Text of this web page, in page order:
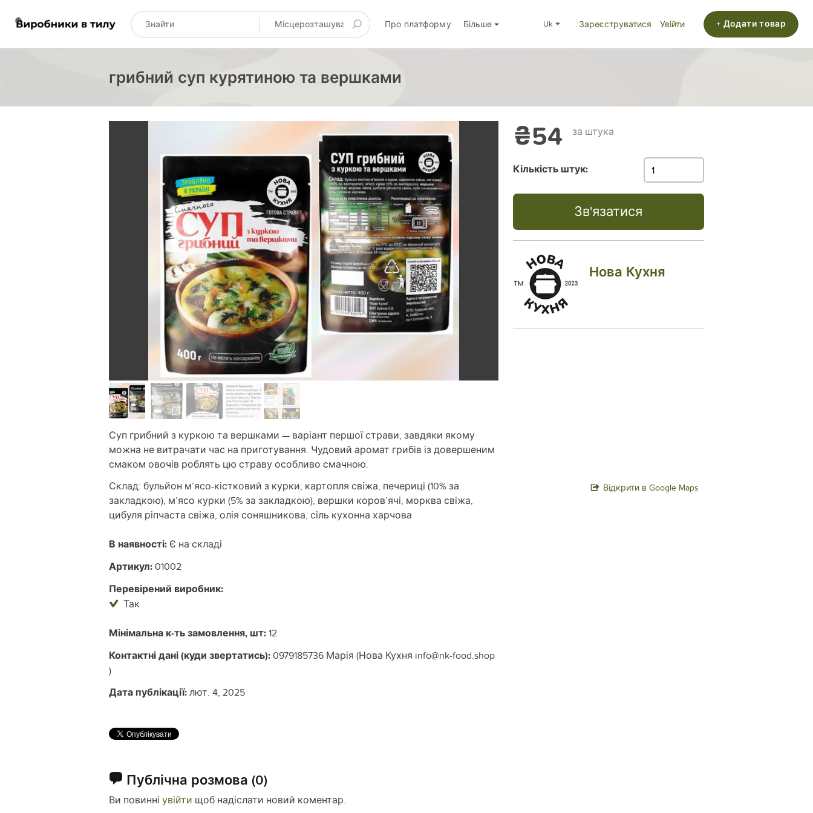
Про платформу Більше uk Зареєструватися Увійти + Додати товар
грибний суп курятиною та вершками
Суп грибний з куркою та вершками — варіант першої страви, завдяки якому
можна не витрачати час на приготування. Чудовий аромат грибів із довершеним
смаком овочів роблять цю страву особливо смачною.
Склад: бульйон м’ясо-кістковий з курки, картопля свіжа, печериці (10% за
закладкою), м’ясо курки (5% за закладкою), вершки коров’ячі, морква свіжа,
цибуля ріпчаста свіжа, олія соняшникова, сіль кухонна харчова
В наявності: Є на складі
Артикул:01002
Перевірений виробник:
Так
Мінімальна к-ть замовлення, шт:12
Контактні дані (куди звертатись):0979185736 Марія (Нова Кухня info@nk-food.shop
)
Дата публікації:лют. 4, 2025
Публічна розмова (0)
Ви повинні увійти щоб надіслати новий коментар.
₴54 за штука
Кількість штук:
Зв'язатися
Нова Кухня
Відкрити в Google Maps